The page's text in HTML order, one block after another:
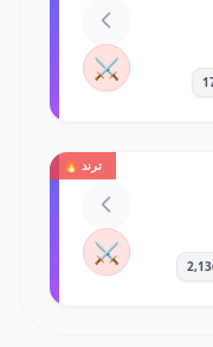
⚔️
ترند 🔥
⚔️